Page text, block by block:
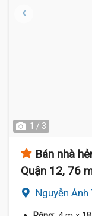
1 / 3
Bán nhà
Quận 12, 76
Nguyễn Ánh